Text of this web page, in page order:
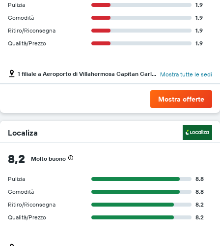
Pulizia
1.9
Comodità
1.9
Ritiro/Riconsegna
1.9
Qualità/Prezzo
1.9
1 filiale a Aeroporto di Villahermosa Capitan Carlos Perez Mostra tutte le sedi
Mostra offerte
Localiza
8,2 Molto buono
Pulizia
8.8
Comodità
8.8
Ritiro/Riconsegna
8.2
Qualità/Prezzo
8.2